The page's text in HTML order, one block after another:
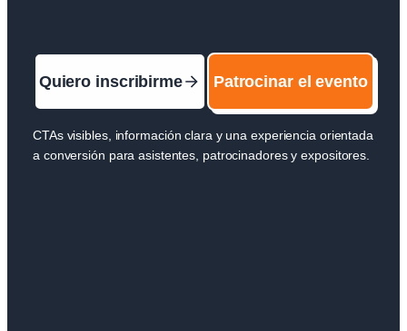
Quiero inscribirme Patrocinar el evento
CTAs visibles, información clara y una experiencia orientada
a conversión para asistentes, patrocinadores y expositores.